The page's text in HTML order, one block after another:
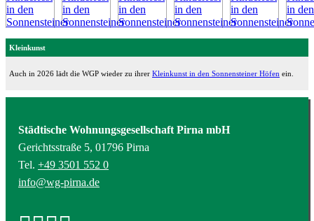
Kleinkunst
Auch in 2026 lädt die WGP wieder zu ihrer Kleinkunst in den Sonnensteiner Höfen ein.
Städtische Wohnungsgesellschaft Pirna mbH
Gerichtsstraße 5, 01796 Pirna
Tel. +49 3501 552 0
info@wg-pirna.de